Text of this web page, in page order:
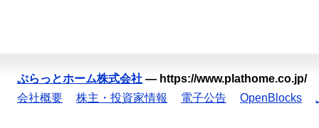
ぷらっとホーム株式会社 — https://www.plathome.co.jp/
会社概要
株主・投資家情報 電子公告 OpenBlocks